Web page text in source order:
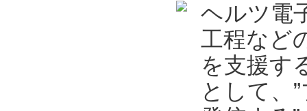
ヘルツ電
工程など
を支援す
として、